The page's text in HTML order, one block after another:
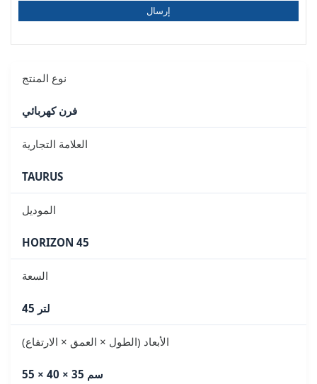
إرسال
نوع المنتج
فرن كهربائي
العلامة التجارية
TAURUS
الموديل
HORIZON 45
السعة
45 لتر
الأبعاد (الطول × العمق × الارتفاع)
55 × 40 × 35 سم